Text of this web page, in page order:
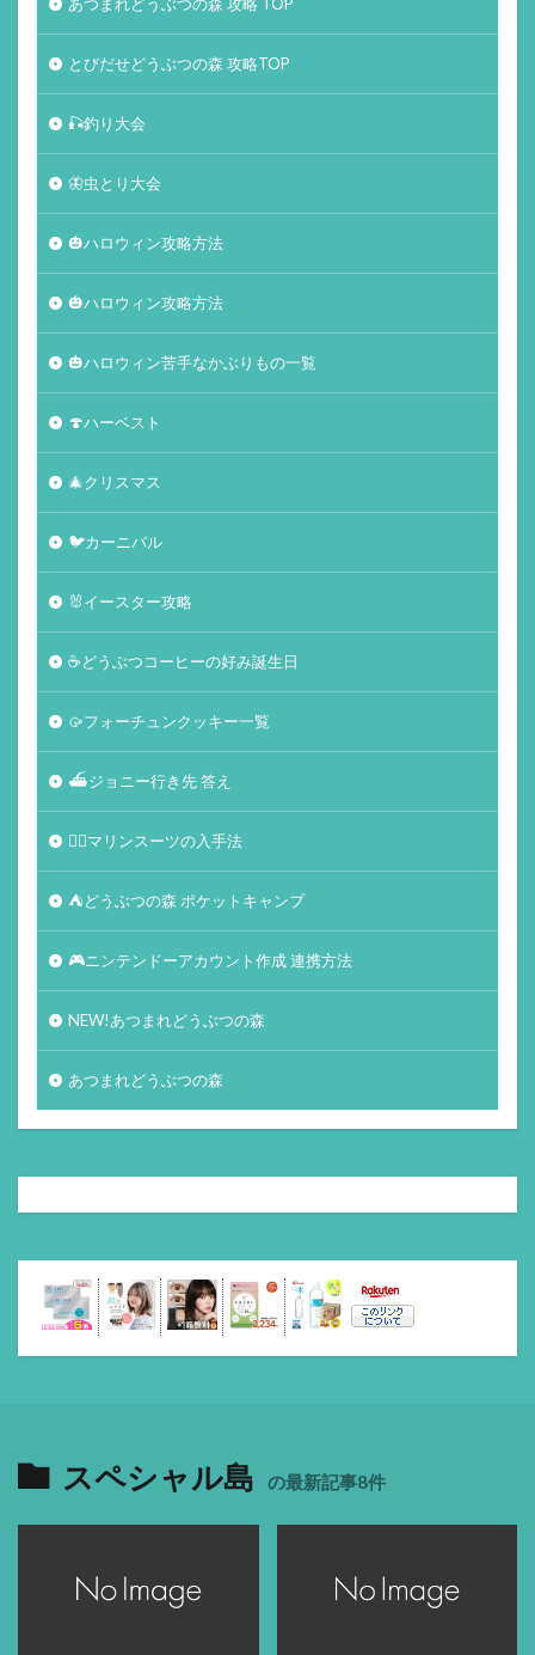
とびだせどうぶつの森 攻略TOP
🎣釣り大会
🦋虫とり大会
🎃ハロウィン攻略方法
🎃ハロウィン攻略方法
🎃ハロウィン苦手なかぶりもの一覧
🍄ハーベスト
🎄クリスマス
🐦カーニバル
🐰イースター攻略
☕️どうぶつコーヒーの好み誕生日
🥠フォーチュンクッキー一覧
⛴ジョニー行き先 答え
🏄‍♀️マリンスーツの入手法
⛺どうぶつの森 ポケットキャンプ
🎮ニンテンドーアカウント作成 連携方法
NEW!あつまれどうぶつの森
あつまれどうぶつの森
スペシャル島 の最新記事8件